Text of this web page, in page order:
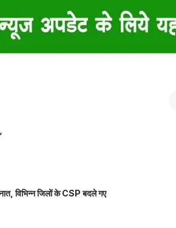
विभिन्न जिलों के CSP बदले गए